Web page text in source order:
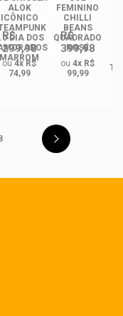
ALOK
ICÔNICO
DIA DOS
MARROM
R$
299,98
ou4x R$
74,99
FEMININO
CHILLI
BEANS
QUADRADO
ROSÉ
R$
399,98
ou 4x R$
99,99